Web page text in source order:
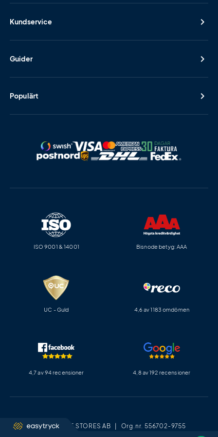
Kundservice
Guider
Populärt
EASY ONLINE STORES AB | Org.nr. 556702-9755
ISO 9001 & 14001 Bisnode betyg: AAA
UC - Guld 4,6 av 1183 omdömen
4,7 av 94 recensioner 4,8 av 192 recensioner